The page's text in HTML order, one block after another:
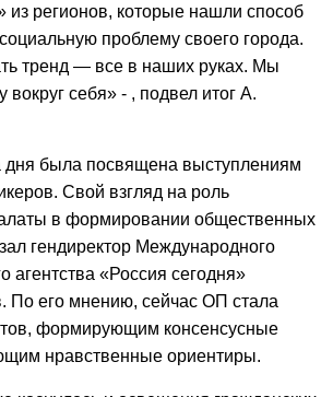
из регионов, которые нашли способ
проблему своего города.
тренд — все в наших руках. Мы
себя» - , подвел итог А.
дня была посвящена выступлениям
Свой взгляд на роль
в формировании общественных
гендиректор Международного
агентства «Россия сегодня»
По его мнению, сейчас ОП стала
формирующим консенсусные
нравственные ориентиры.